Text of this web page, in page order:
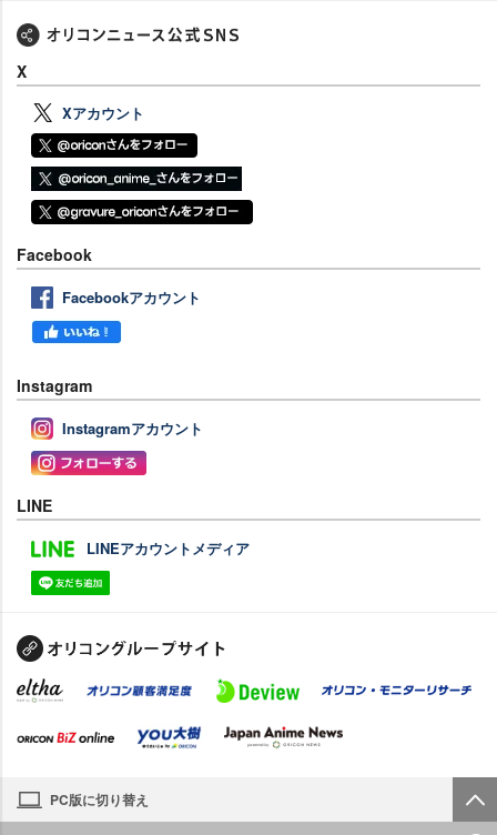
X
Xアカウント
Facebook
Facebookアカウント
Instagram
Instagramアカウント
LINE
LINEアカウントメディア
PC版に切り替え